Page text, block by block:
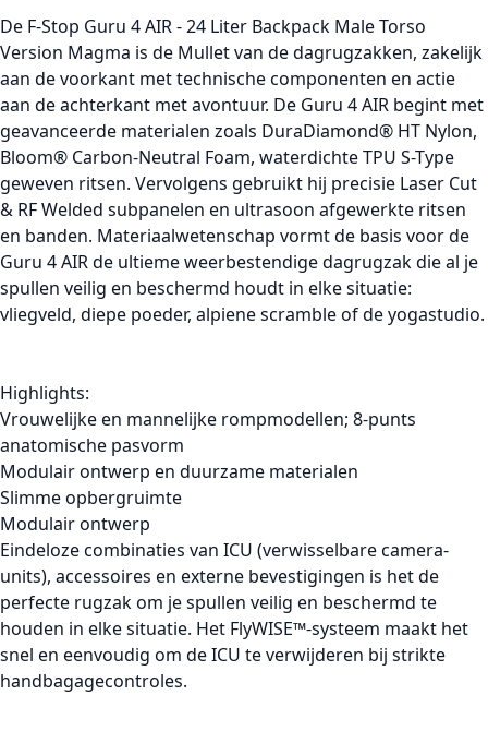
De F-Stop Guru 4 AIR - 24 Liter Backpack Male Torso
Version Magma is de Mullet van de dagrugzakken, zakelijk
aan de voorkant met technische componenten en actie
aan de achterkant met avontuur. De Guru 4 AIR begint met
geavanceerde materialen zoals DuraDiamond® HT Nylon,
Bloom® Carbon-Neutral Foam, waterdichte TPU S-Type
geweven ritsen. Vervolgens gebruikt hij precisie Laser Cut
& RF Welded subpanelen en ultrasoon afgewerkte ritsen
en banden. Materiaalwetenschap vormt de basis voor de
Guru 4 AIR de ultieme weerbestendige dagrugzak die al je
spullen veilig en beschermd houdt in elke situatie:
vliegveld, diepe poeder, alpiene scramble of de yogastudio.
Highlights:
Vrouwelijke en mannelijke rompmodellen; 8-punts
anatomische pasvorm
Modulair ontwerp en duurzame materialen
Slimme opbergruimte
Modulair ontwerp
Eindeloze combinaties van ICU (verwisselbare camera-
units), accessoires en externe bevestigingen is het de
perfecte rugzak om je spullen veilig en beschermd te
houden in elke situatie. Het FlyWISE™-systeem maakt het
snel en eenvoudig om de ICU te verwijderen bij strikte
handbagagecontroles.